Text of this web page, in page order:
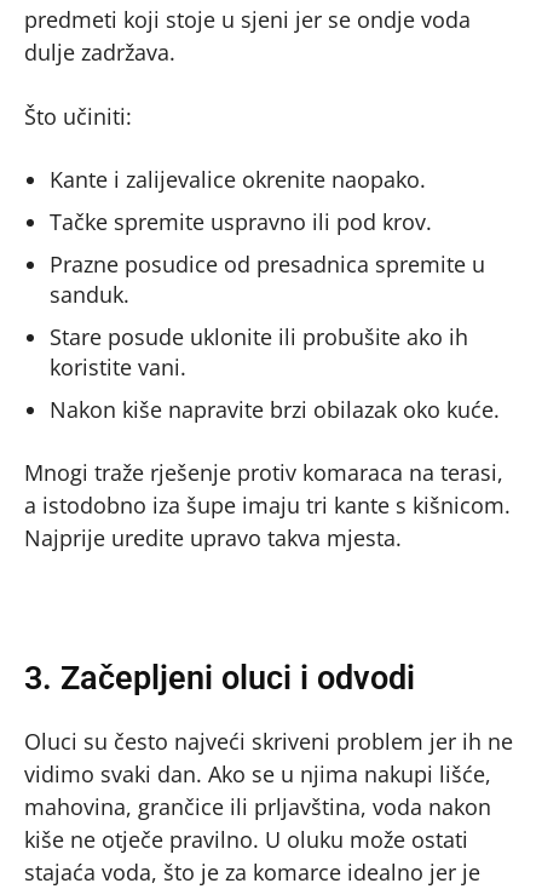
predmeti koji stoje u sjeni jer se ondje voda
dulje zadržava.
Što učiniti:
Kante i zalijevalice okrenite naopako.
Tačke spremite uspravno ili pod krov.
Prazne posudice od presadnica spremite u
sanduk.
Stare posude uklonite ili probušite ako ih
koristite vani.
Nakon kiše napravite brzi obilazak oko kuće.
Mnogi traže rješenje protiv komaraca na terasi,
a istodobno iza šupe imaju tri kante s kišnicom.
Najprije uredite upravo takva mjesta.
3. Začepljeni oluci i odvodi
Oluci su često najveći skriveni problem jer ih ne
vidimo svaki dan. Ako se u njima nakupi lišće,
mahovina, grančice ili prljavština, voda nakon
kiše ne otječe pravilno. U oluku može ostati
stajaća voda, što je za komarce idealno jer je